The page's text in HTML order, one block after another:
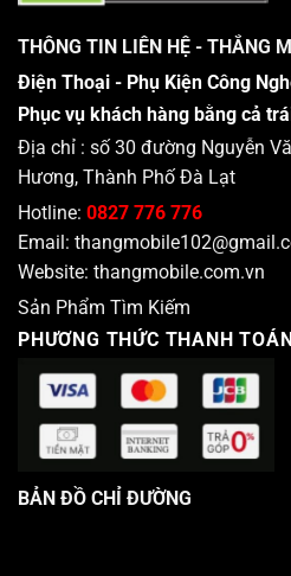
THÔNG TIN LIÊN HỆ - THẮNG
Điện Thoại - Phụ Kiện Công
Phục vụ khách hàng bằng cả
Địa chỉ : số 30 đường Nguyễn
Hương, Thành Phố Đà Lạt
Hotline: 0827 776 776
Email:
Website: thangmobile.com.vn
Sản Phẩm Tìm Kiếm
PHƯƠNG THỨC THANH TOÁN
BẢN ĐỒ CHỈ ĐƯỜNG